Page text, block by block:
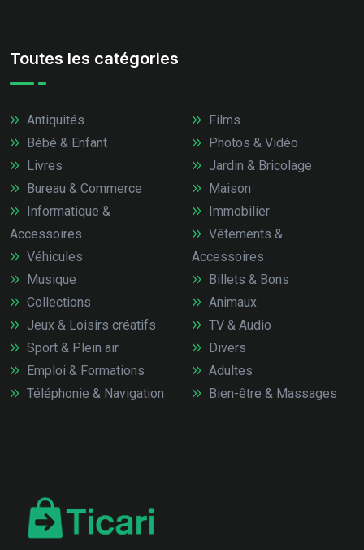
Toutes les catégories
Antiquités
Bébé & Enfant
Livres
Bureau & Commerce
Informatique &
Accessoires
Véhicules
Films
Photos & Vidéo
Jardin & Bricolage
Maison
Immobilier
Vêtements &
Accessoires
Musique
Collections
Jeux & Loisirs créatifs
Sport & Plein air
Emploi & Formations
Téléphonie & Navigation
Billets & Bons
Animaux
TV & Audio
Divers
Adultes
Bien-être & Massages